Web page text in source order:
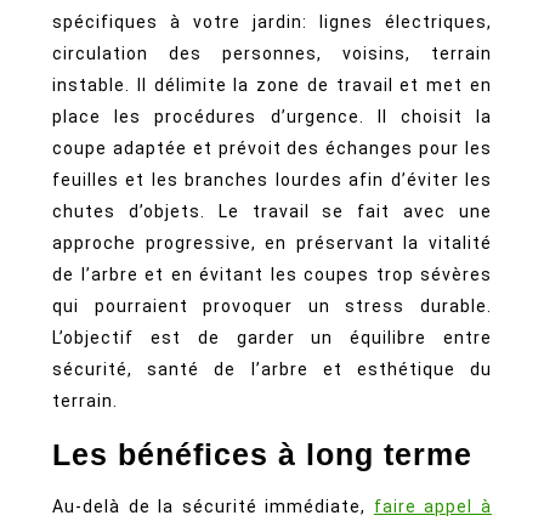
spécifiques à votre jardin: lignes électriques,
circulation des personnes, voisins, terrain
instable. Il délimite la zone de travail et met en
place les procédures d’urgence. Il choisit la
coupe adaptée et prévoit des échanges pour les
feuilles et les branches lourdes afin d’éviter les
chutes d’objets. Le travail se fait avec une
approche progressive, en préservant la vitalité
de l’arbre et en évitant les coupes trop sévères
qui pourraient provoquer un stress durable.
L’objectif est de garder un équilibre entre
sécurité, santé de l’arbre et esthétique du
terrain.
Les bénéfices à long terme
Au-delà de la sécurité immédiate, faire appel à